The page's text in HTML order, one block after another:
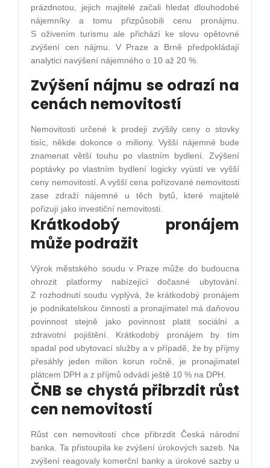
prázdnotou, jejich majitelé začali hledat dlouhodobé
nájemníky a tomu přizpůsobili cenu pronájmu.
S oživením turismu ale přichází ke slovu opětovné
zvýšení cen nájmu. V Praze a Brně předpokládají
analytici navýšení nájemného o 10 až 20 %.
Zvýšení nájmu se odrazí na
cenách nemovitostí
Nemovitosti určené k prodeji zvýšily ceny o stovky
tisíc, někde dokonce o miliony. Vyšší nájemné bude
znamenat větší touhu po vlastním bydlení. Zvýšení
poptávky po vlastním bydlení logicky vyústí ve vyšší
ceny nemovitostí. A vyšší cena pořizované nemovitosti
zase zdraží nájemné u těch bytů, které majitelé
pořizují jako investiční nemovitosti.
Krátkodobý pronájem
může podražit
Výrok městského soudu v Praze může do budoucna
ohrozit platformy nabízející dočasné ubytování.
Z rozhodnutí soudu vyplývá, že krátkodobý pronájem
je podnikatelskou činností a pronajímatel má daňovou
povinnost stejně jako povinnost platit sociální a
zdravotní pojištění. Krátkodobý pronájem by tím
spadal pod ubytovací služby a v případě, že by příjmy
přesáhly jeden milion korun ročně, je pronajímatel
plátcem DPH a z příjmů odvádí ještě 10 % na DPH.
ČNB se chystá přibrzdit růst
cen nemovitostí
Růst cen nemovitostí chce přibrzdit Česká národní
banka. Ta přistoupila ke zvýšení úrokových sazeb. Na
zvýšení reagovaly komerční banky a úrokové sazby u